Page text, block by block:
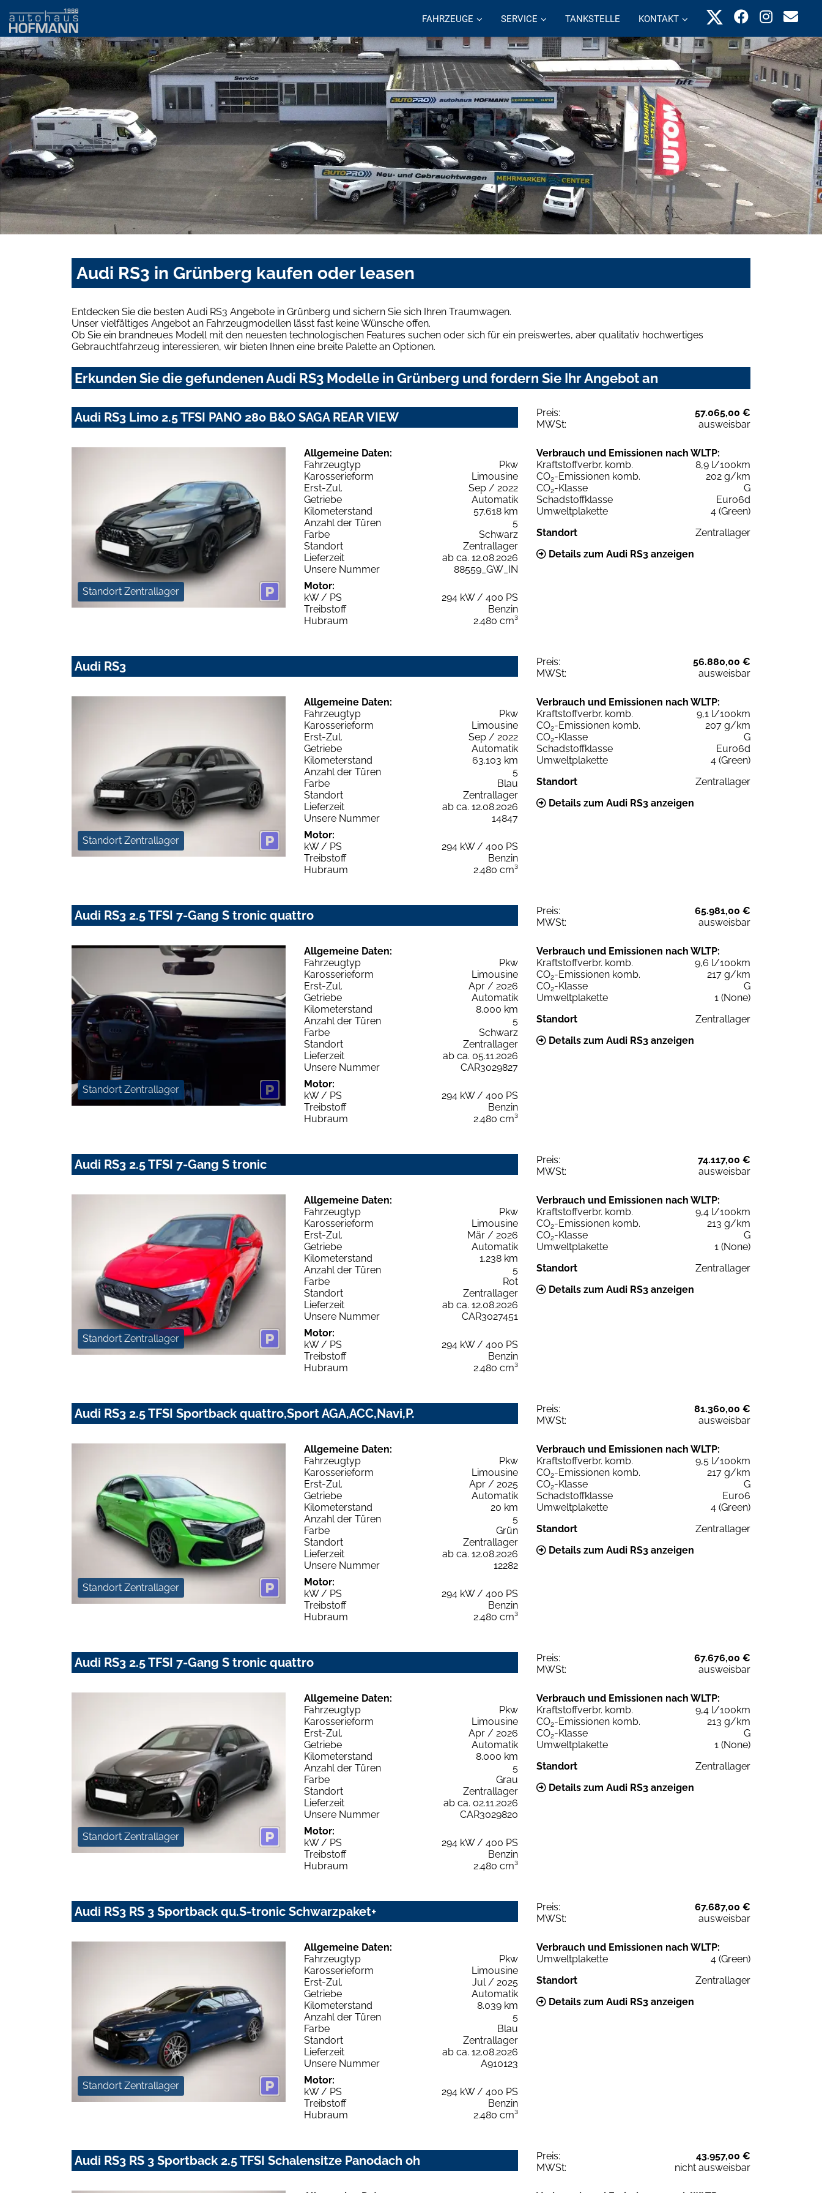
FAHRZEUGE SERVICE TANKSTELLE KONTAKT
Audi RS3 in Grünberg kaufen oder leasen
Entdecken Sie die besten Audi RS3 Angebote in Grünberg und sichern Sie sich Ihren Traumwagen.
Unser vielfältiges Angebot an Fahrzeugmodellen lässt fast keine Wünsche offen.
Ob Sie ein brandneues Modell mit den neuesten technologischen Features suchen oder sich für ein preiswertes, aber qualitativ hochwertiges
Gebrauchtfahrzeug interessieren, wir bieten Ihnen eine breite Palette an Optionen.
Erkunden Sie die gefundenen Audi RS3 Modelle in Grünberg und fordern Sie Ihr Angebot an
Audi RS3 Limo 2.5 TFSI PANO 280 B&O SAGA REAR VIEW Preis:
57.065,00 €
MWSt:
ausweisbar
Standort Zentrallager
Allgemeine Daten:
Fahrzeugtyp
Pkw
Karosserieform
Limousine
Erst-Zul.
Sep / 2022
Getriebe
Automatik
Kilometerstand
57.618 km
Anzahl der Türen
5
Farbe
Schwarz
Standort
Zentrallager
Lieferzeit
ab ca. 12.08.2026
Unsere Nummer
88559_GW_IN
Motor:
kW / PS
294 kW / 400 PS
Treibstoff
Benzin
Hubraum
2.480 cm³
Verbrauch und Emissionen nach WLTP:
Kraftstoffverbr. komb.
8,9 l/100km
CO2-Emissionen komb.
202 g/km
CO2-Klasse
G
Schadstoffklasse
Euro6d
Umweltplakette
4 (Green)
Standort
Zentrallager
Details zum Audi RS3 anzeigen
Audi RS3 Preis:
56.880,00 €
MWSt:
ausweisbar
Standort Zentrallager
Allgemeine Daten:
Fahrzeugtyp
Pkw
Karosserieform
Limousine
Erst-Zul.
Sep / 2022
Getriebe
Automatik
Kilometerstand
63.103 km
Anzahl der Türen
5
Farbe
Blau
Standort
Zentrallager
Lieferzeit
ab ca. 12.08.2026
Unsere Nummer
14847
Motor:
kW / PS
294 kW / 400 PS
Treibstoff
Benzin
Hubraum
2.480 cm³
Verbrauch und Emissionen nach WLTP:
Kraftstoffverbr. komb.
9,1 l/100km
CO2-Emissionen komb.
207 g/km
CO2-Klasse
G
Schadstoffklasse
Euro6d
Umweltplakette
4 (Green)
Standort
Zentrallager
Details zum Audi RS3 anzeigen
Audi RS3 2.5 TFSI 7-Gang S tronic quattro Preis:
65.981,00 €
MWSt:
ausweisbar
Standort Zentrallager
Allgemeine Daten:
Fahrzeugtyp
Pkw
Karosserieform
Limousine
Erst-Zul.
Apr / 2026
Getriebe
Automatik
Kilometerstand
8.000 km
Anzahl der Türen
5
Farbe
Schwarz
Standort
Zentrallager
Lieferzeit
ab ca. 05.11.2026
Unsere Nummer
CAR3029827
Motor:
kW / PS
294 kW / 400 PS
Treibstoff
Benzin
Hubraum
2.480 cm³
Verbrauch und Emissionen nach WLTP:
Kraftstoffverbr. komb.
9,6 l/100km
CO2-Emissionen komb.
217 g/km
CO2-Klasse
G
Umweltplakette
1 (None)
Standort
Zentrallager
Details zum Audi RS3 anzeigen
Audi RS3 2.5 TFSI 7-Gang S tronic Preis:
74.117,00 €
MWSt:
ausweisbar
Standort Zentrallager
Allgemeine Daten:
Fahrzeugtyp
Pkw
Karosserieform
Limousine
Erst-Zul.
Mär / 2026
Getriebe
Automatik
Kilometerstand
1.238 km
Anzahl der Türen
5
Farbe
Rot
Standort
Zentrallager
Lieferzeit
ab ca. 12.08.2026
Unsere Nummer
CAR3027451
Motor:
kW / PS
294 kW / 400 PS
Treibstoff
Benzin
Hubraum
2.480 cm³
Verbrauch und Emissionen nach WLTP:
Kraftstoffverbr. komb.
9,4 l/100km
CO2-Emissionen komb.
213 g/km
CO2-Klasse
G
Umweltplakette
1 (None)
Standort
Zentrallager
Details zum Audi RS3 anzeigen
Audi RS3 2.5 TFSI Sportback quattro,Sport AGA,ACC,Navi,P. Preis:
81.360,00 €
MWSt:
ausweisbar
Standort Zentrallager
Allgemeine Daten:
Fahrzeugtyp
Pkw
Karosserieform
Limousine
Erst-Zul.
Apr / 2025
Getriebe
Automatik
Kilometerstand
20 km
Anzahl der Türen
5
Farbe
Grün
Standort
Zentrallager
Lieferzeit
ab ca. 12.08.2026
Unsere Nummer
12282
Motor:
kW / PS
294 kW / 400 PS
Treibstoff
Benzin
Hubraum
2.480 cm³
Verbrauch und Emissionen nach WLTP:
Kraftstoffverbr. komb.
9,5 l/100km
CO2-Emissionen komb.
217 g/km
CO2-Klasse
G
Schadstoffklasse
Euro6
Umweltplakette
4 (Green)
Standort
Zentrallager
Details zum Audi RS3 anzeigen
Audi RS3 2.5 TFSI 7-Gang S tronic quattro Preis:
67.676,00 €
MWSt:
ausweisbar
Standort Zentrallager
Allgemeine Daten:
Fahrzeugtyp
Pkw
Karosserieform
Limousine
Erst-Zul.
Apr / 2026
Getriebe
Automatik
Kilometerstand
8.000 km
Anzahl der Türen
5
Farbe
Grau
Standort
Zentrallager
Lieferzeit
ab ca. 02.11.2026
Unsere Nummer
CAR3029820
Motor:
kW / PS
294 kW / 400 PS
Treibstoff
Benzin
Hubraum
2.480 cm³
Verbrauch und Emissionen nach WLTP:
Kraftstoffverbr. komb.
9,4 l/100km
CO2-Emissionen komb.
213 g/km
CO2-Klasse
G
Umweltplakette
1 (None)
Standort
Zentrallager
Details zum Audi RS3 anzeigen
Audi RS3 RS 3 Sportback qu.S-tronic Schwarzpaket+ Preis:
67.687,00 €
MWSt:
ausweisbar
Standort Zentrallager
Allgemeine Daten:
Fahrzeugtyp
Pkw
Karosserieform
Limousine
Erst-Zul.
Jul / 2025
Getriebe
Automatik
Kilometerstand
8.039 km
Anzahl der Türen
5
Farbe
Blau
Standort
Zentrallager
Lieferzeit
ab ca. 12.08.2026
Unsere Nummer
A910123
Motor:
kW / PS
294 kW / 400 PS
Treibstoff
Benzin
Hubraum
2.480 cm³
Verbrauch und Emissionen nach WLTP:
Umweltplakette
4 (Green)
Standort
Zentrallager
Details zum Audi RS3 anzeigen
Audi RS3 RS 3 Sportback 2.5 TFSI Schalensitze Panodach oh Preis:
43.957,00 €
MWSt:
nicht ausweisbar